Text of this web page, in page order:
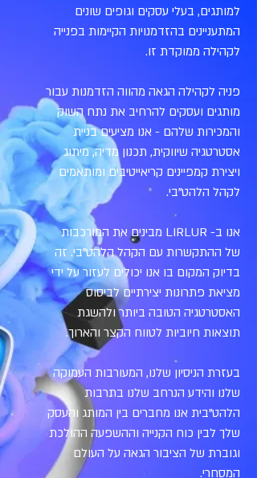
למותגים, בעלי עסקים וגופים שונים
המתעניינים בהזדמנויות הקיימות בפנייה
לקהילה ממוקדת זו.
פניה לקהילה הגאה מהווה הזדמנות עבור
מותגים ועסקים להרחיב את נתח השוק
והמכירות שלהם - אנו מציעים בניית
אסטרטגיה שיווקית, תכנון מדיה, מיתוג
ויצירת קמפיינים קריאייטיבים ומותאמים
לקהל הלהט"בי.
אנו ב- LIRLUR מבינים את המורכבות
של ההתקשרות עם הקהל הלהט"בי. זה
בדיוק המקום בו אנו יכולים לעזור על ידי
מציאת פתרונות יצירתיים לביסוס
האסטרטגיה הטובה ביותר ולהשגת
תוצאות חיוביות לטווח הקצר והארוך.
בעזרת הניסיון שלנו, המעורבות העמוקה
שלנו והידע הנרחב שלנו בתרבות
הלהט"בית אנו מחברים בין המותג והעסק
שלך לבין כוח הקנייה וההשפעה ההולכת
וגוברת של הציבור הגאה על העולם
המסחרי.